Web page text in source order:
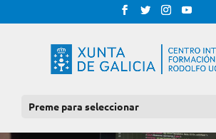
Preme para seleccionar